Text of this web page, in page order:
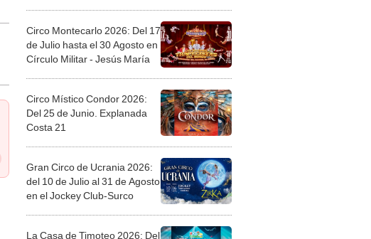
Circo Montecarlo 2026: Del 17
de Julio hasta el 30 Agosto en
Círculo Militar - Jesús María
Circo Místico Condor 2026:
Del 25 de Junio. Explanada
Costa 21
Gran Circo de Ucrania 2026:
del 10 de Julio al 31 de Agosto
en el Jockey Club-Surco
La Casa de Timoteo 2026: Del